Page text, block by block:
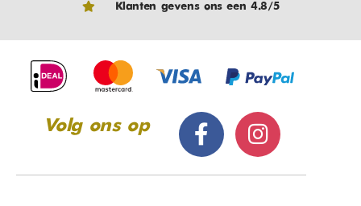
Klanten gevens ons een 4.8/5
Volg ons op